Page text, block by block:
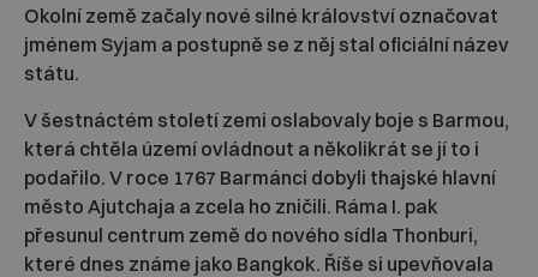
Okolní země začaly nové silné království označovat
jménem Syjam a postupně se z něj stal oficiální název
státu.
V šestnáctém století zemi oslabovaly boje s Barmou,
která chtěla území ovládnout a několikrát se jí to i
podařilo. V roce 1767 Barmánci dobyli thajské hlavní
město Ajutchaja a zcela ho zničili. Ráma I. pak
přesunul centrum země do nového sídla Thonburi,
které dnes známe jako Bangkok. Říše si upevňovala